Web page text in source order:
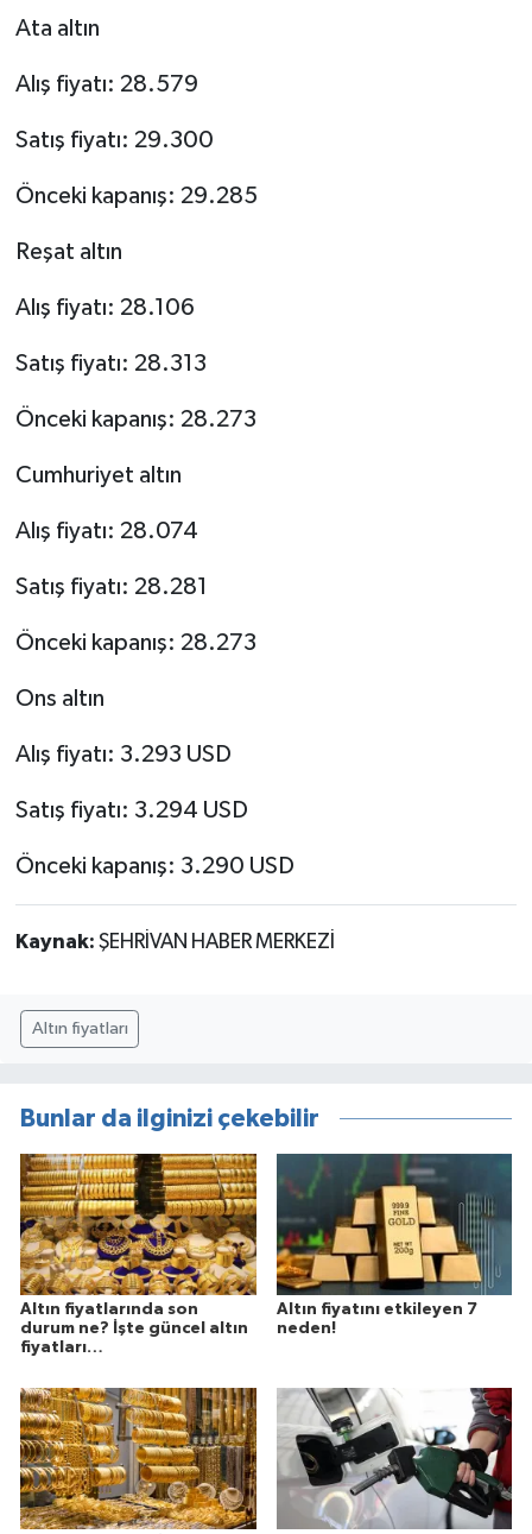
Ata altın
Alış fiyatı: 28.579
Satış fiyatı: 29.300
Önceki kapanış: 29.285
Reşat altın
Alış fiyatı: 28.106
Satış fiyatı: 28.313
Önceki kapanış: 28.273
Cumhuriyet altın
Alış fiyatı: 28.074
Satış fiyatı: 28.281
Önceki kapanış: 28.273
Ons altın
Alış fiyatı: 3.293 USD
Satış fiyatı: 3.294 USD
Önceki kapanış: 3.290 USD
Kaynak: ŞEHRİVAN HABER MERKEZİ
Altın fiyatları
Bunlar da ilginizi çekebilir
Altın fiyatlarında son
durum ne? İşte güncel altın
fiyatları…
Altın fiyatını etkileyen 7
neden!